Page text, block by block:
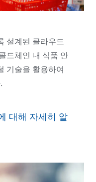
설계된 클라우드
드체인 내 식품 안
기술을 활용하여
대해 자세히 알